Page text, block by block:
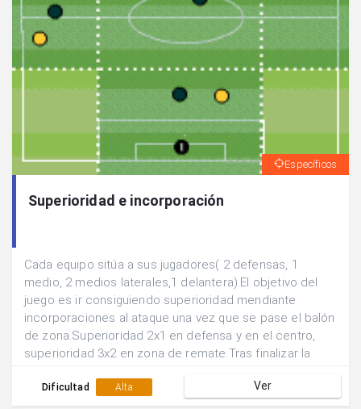
Específicos
Superioridad e incorporación
Cada equipo sitúa a sus jugadores( 2 defensas, 1
medio, 2 medios laterales,1 delantera).El objetivo del
juego es ir consiguiendo superioridad mendiante
incorporaciones al ataque una vez que se pase el balón
de zona.Superioridad 2x1 en defensa y en el centro,
superioridad 3x2 en zona de remate.Tras finalizar la
jugadores.Realizar el juego de manera continuada.
Dificultad Alta Ver